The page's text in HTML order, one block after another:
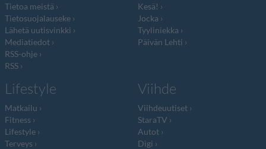
Tietoa meistä
Tietosuojalauseke
Lähetä uutisvinkki
Mediatiedot
RSS-ohje
RSS
Kesä!
Jocka
Tyyliniekka
Päivän Lehti
Lifestyle
Matkailu
Fitness
Lifestyle
Terveys
Viihde
Viihdeuutiset
StaraTV
Autot
Digi